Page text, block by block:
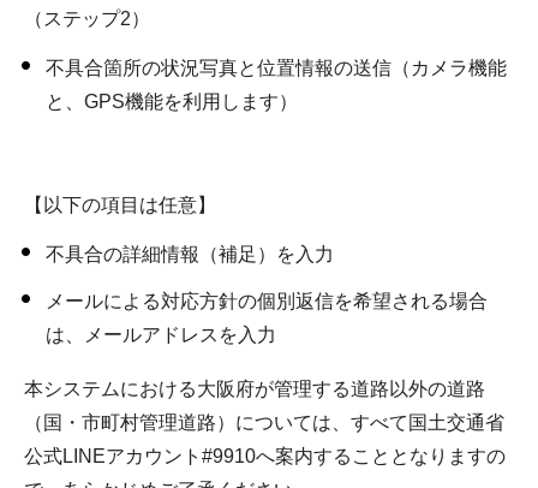
（ステップ2）
不具合箇所の状況写真と位置情報の送信（カメラ機能
と、GPS機能を利用します）
【以下の項目は任意】
不具合の詳細情報（補足）を入力
メールによる対応方針の個別返信を希望される場合
は、メールアドレスを入力
本システムにおける大阪府が管理する道路以外の道路
（国・市町村管理道路）については、すべて国土交通省
公式LINEアカウント#9910へ案内することとなりますの